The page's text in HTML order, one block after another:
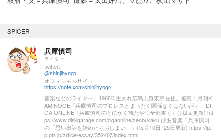
SPICER
兵庫慎司
ライター
twitter:
@shinjihyogo
オフィシャルサイト:
https://note.com/shinjihyogo
音楽などのライター。1968年生まれ広島出身東京在住。連載：月刊K
AMINOGE『兵庫慎司のプロレスとまったく関係なくはない話』 DI:
GA ONLINE『兵庫慎司のとにかく観たやつ全部書く』(月2回更新) htt
ps://www.diskgarage.com/digaonline/zenbukaku ぴあ音楽『兵庫慎司
の「思い出話を始めたらおしまい」』(毎月10日･25日更新) https://lp.
p.pia.jp/article/essay/352407/index.html